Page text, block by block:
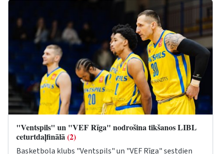
"Ventspils" un "VEF Rīga" nodrošina tikšanos LIBL
ceturtdaļfinālā(2)
Basketbola klubs "Ventspils" un "VEF Rīga" sestdien